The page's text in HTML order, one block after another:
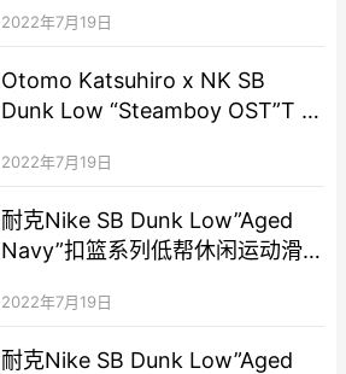
2022年7月19日
Otomo Katsuhiro x NK SB
Dunk Low “Steamboy OST”T 大
鞋 LF0039-010
2022年7月19日
耐克Nike SB Dunk Low”Aged
Navy”扣篮系列低帮休闲运动滑
2022年7月19日
耐克Nike SB Dunk Low”Aged